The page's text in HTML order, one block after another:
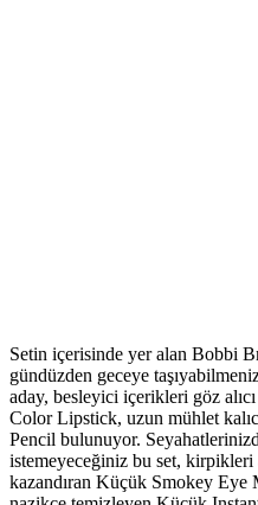
Setin içerisinde yer alan Bobbi
gündüzden geceye
aday, besleyici içerikleri göz
Color Lipstick, uzun mühlet
Pencil bulunuyor.
istemeyeceğiniz bu set, kirpikleri
kazandıran Küçük Smokey Eye